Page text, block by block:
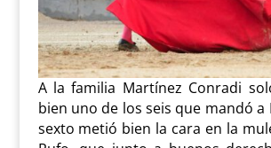
A la familia Martínez Conradi
bien uno de los seis que mandó a
sexto metió bien la cara en la